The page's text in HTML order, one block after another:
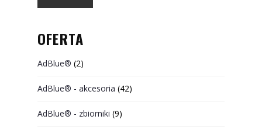
OFERTA
AdBlue® (2)
AdBlue® - akcesoria (42)
AdBlue® - zbiorniki (9)